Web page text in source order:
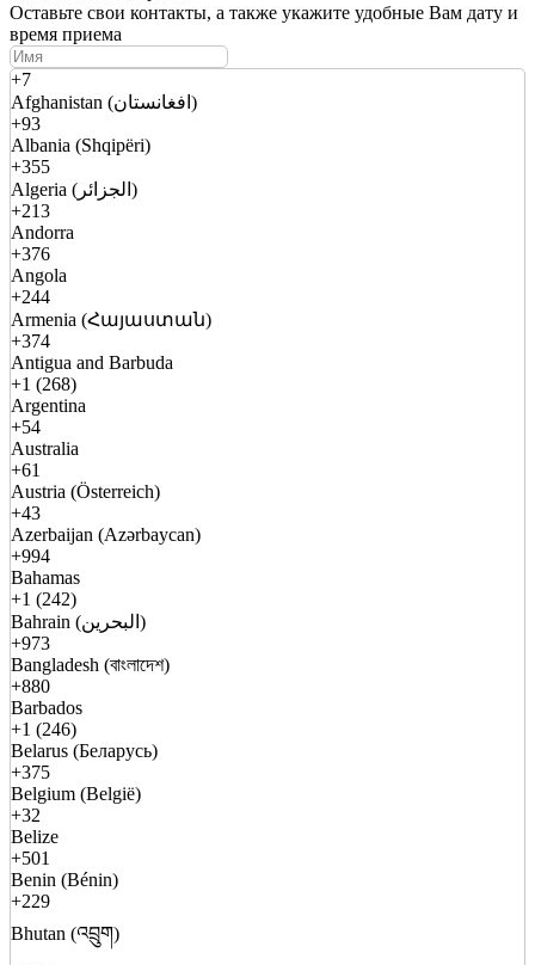
Оставьте свои контакты, а также укажите удобные Вам дату и
время приема
+7
Afghanistan (افغانستان)
+93
Albania (Shqipëri)
+355
Algeria (الجزائر)
+213
Andorra
+376
Angola
+244
Armenia (Հայաստան)
+374
Antigua and Barbuda
+1 (268)
Argentina
+54
Australia
+61
Austria (Österreich)
+43
Azerbaijan (Azərbaycan)
+994
Bahamas
+1 (242)
Bahrain (البحرين)
+973
Bangladesh (বাংলাদেশ)
+880
Barbados
+1 (246)
Belarus (Беларусь)
+375
Belgium (België)
+32
Belize
+501
Benin (Bénin)
+229
Bhutan (འབྲུག)